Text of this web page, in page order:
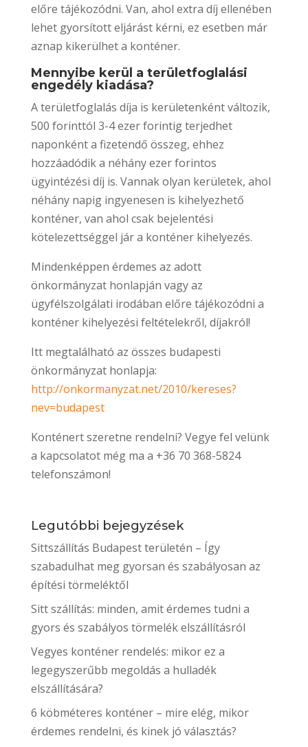
előre tájékozódni. Van, ahol extra díj ellenében
lehet gyorsított eljárást kérni, ez esetben már
aznap kikerülhet a konténer.
Mennyibe kerül a területfoglalási
engedély kiadása?
A területfoglalás díja is kerületenként változik,
500 forinttól 3-4 ezer forintig terjedhet
naponként a fizetendő összeg, ehhez
hozzáadódik a néhány ezer forintos
ügyintézési díj is. Vannak olyan kerületek, ahol
néhány napig ingyenesen is kihelyezhető
konténer, van ahol csak bejelentési
kötelezettséggel jár a konténer kihelyezés.
Mindenképpen érdemes az adott
önkormányzat honlapján vagy az
ügyfélszolgálati irodában előre tájékozódni a
konténer kihelyezési feltételekről, díjakról!
Itt megtalálható az összes budapesti
önkormányzat honlapja:
http://onkormanyzat.net/2010/kereses?
nev=budapest
Konténert szeretne rendelni? Vegye fel velünk
a kapcsolatot még ma a +36 70 368-5824
telefonszámon!
Legutóbbi bejegyzések
Sittszállítás Budapest területén – Így
szabadulhat meg gyorsan és szabályosan az
építési törmeléktől
Sitt szállítás: minden, amit érdemes tudni a
gyors és szabályos törmelék elszállításról
Vegyes konténer rendelés: mikor ez a
legegyszerűbb megoldás a hulladék
elszállítására?
6 köbméteres konténer – mire elég, mikor
érdemes rendelni, és kinek jó választás?